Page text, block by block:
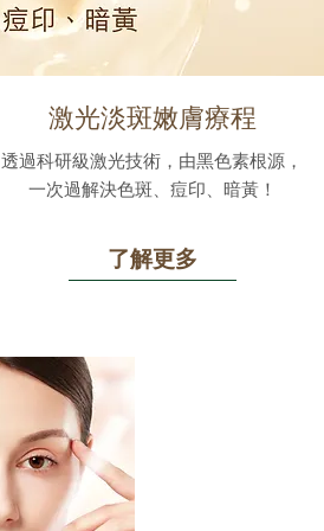
激光淡斑嫩膚療程
透過科研級激光技術，由黑色素根源，
一次過解決色斑、痘印、暗黃！
了解更多